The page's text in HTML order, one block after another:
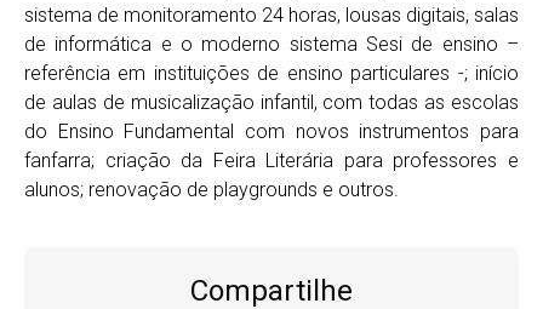
sistema de monitoramento 24 horas, lousas digitais, salas
de informática e o moderno sistema Sesi de ensino –
referência em instituições de ensino particulares -; início
de aulas de musicalização infantil, com todas as escolas
do Ensino Fundamental com novos instrumentos para
fanfarra; criação da Feira Literária para professores e
alunos; renovação de playgrounds e outros.
Compartilhe